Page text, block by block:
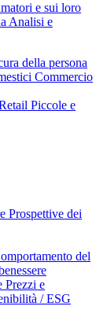
e sui loro
Analisi e
della persona
Commercio
Piccole e
Prospettive dei
del
Prezzi e
/ ESG